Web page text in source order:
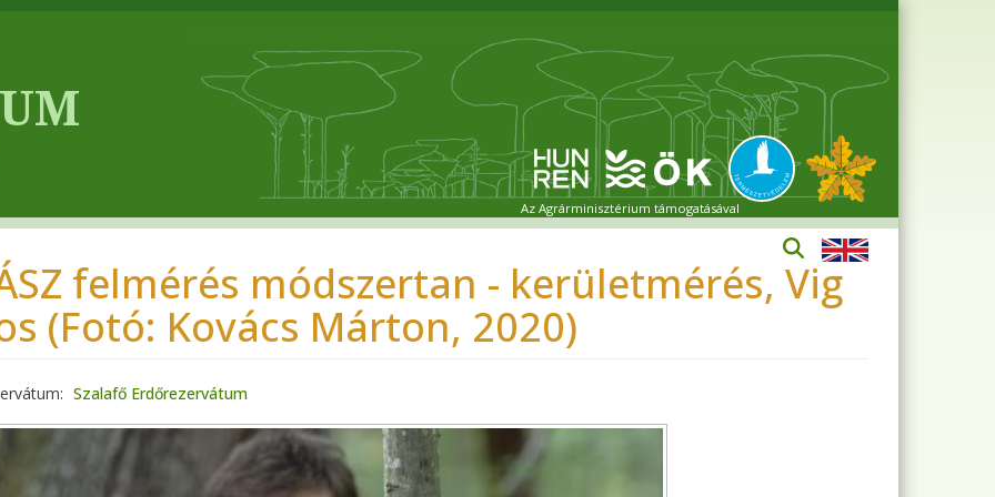
Az Agrárminisztérium támogatásával
felmérés módszertan - kerületmérés, Vig
(Fotó: Kovács Márton, 2020)
Szalafő Erdőrezervátum